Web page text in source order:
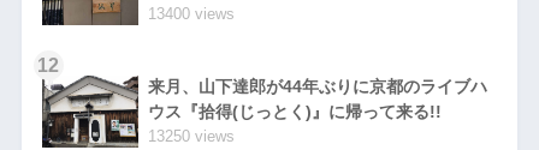
13400 views
12
来月、山下達郎が44年ぶりに京都のライブハ
ウス『拾得(じっとく)』に帰って来る!!
13250 views